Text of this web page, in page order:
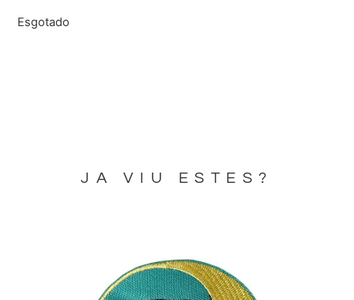
Esgotado
JA VIU ESTES?